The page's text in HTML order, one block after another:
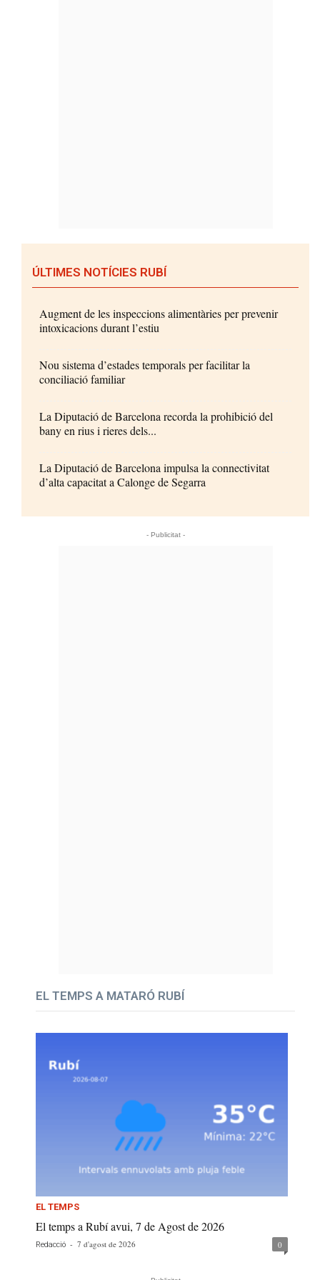
ÚLTIMES NOTÍCIES RUBÍ
Augment de les inspeccions alimentàries per prevenir
intoxicacions durant l’estiu
Nou sistema d’estades temporals per facilitar la
conciliació familiar
La Diputació de Barcelona recorda la prohibició del
bany en rius i rieres dels...
La Diputació de Barcelona impulsa la connectivitat
d’alta capacitat a Calonge de Segarra
- Publicitat -
EL TEMPS A MATARÓ RUBÍ
EL TEMPS
El temps a Rubí avui, 7 de Agost de 2026
Redacció - 7 d'agost de 2026 0